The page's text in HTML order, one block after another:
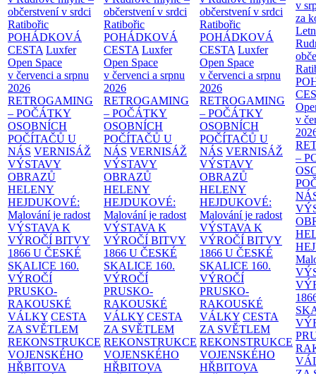
občerstvení v srdci
Ratibořic
POHÁDKOVÁ
CESTA Luxfer
Open Space
v červenci a srpnu
2026
RETROGAMING
– POČÁTKY
OSOBNÍCH
POČÍTAČŮ U
NÁS VERNISÁŽ
VÝSTAVY
OBRAZŮ
HELENY
HEJDUKOVÉ:
Malování je radost
VÝSTAVA K
VÝROČÍ BITVY
1866 U ČESKÉ
SKALICE 160.
VÝROČÍ
PRUSKO-
RAKOUSKÉ
VÁLKY CESTA
ZA SVĚTLEM
REKONSTRUKCE
VOJENSKÉHO
HŘBITOVA
občerstvení v srdci
Ratibořic
POHÁDKOVÁ
CESTA Luxfer
Open Space
v červenci a srpnu
2026
RETROGAMING
– POČÁTKY
OSOBNÍCH
POČÍTAČŮ U
NÁS VERNISÁŽ
VÝSTAVY
OBRAZŮ
HELENY
HEJDUKOVÉ:
Malování je radost
VÝSTAVA K
VÝROČÍ BITVY
1866 U ČESKÉ
SKALICE 160.
VÝROČÍ
PRUSKO-
RAKOUSKÉ
VÁLKY CESTA
ZA SVĚTLEM
REKONSTRUKCE
VOJENSKÉHO
HŘBITOVA
občerstvení v srdci
Ratibořic
POHÁDKOVÁ
CESTA Luxfer
Open Space
v červenci a srpnu
2026
RETROGAMING
– POČÁTKY
OSOBNÍCH
POČÍTAČŮ U
NÁS VERNISÁŽ
VÝSTAVY
OBRAZŮ
HELENY
HEJDUKOVÉ:
Malování je radost
VÝSTAVA K
VÝROČÍ BITVY
1866 U ČESKÉ
SKALICE 160.
VÝROČÍ
PRUSKO-
RAKOUSKÉ
VÁLKY CESTA
ZA SVĚTLEM
REKONSTRUKCE
VOJENSKÉHO
HŘBITOVA
v
za
v
–